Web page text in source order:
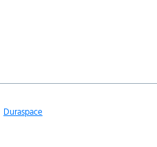
Duraspace